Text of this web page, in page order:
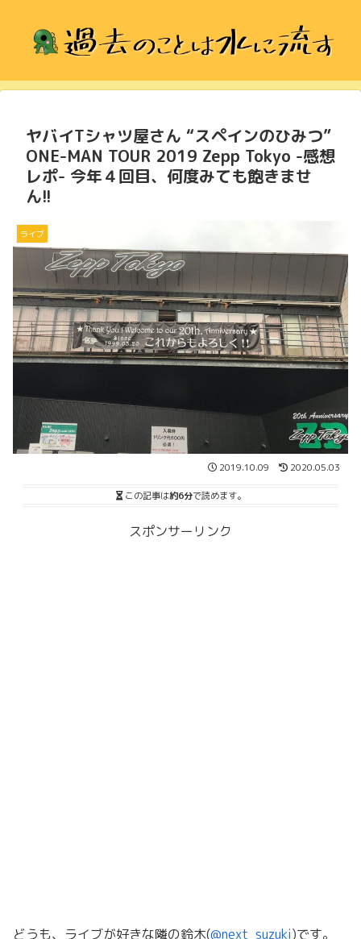
ヤバイTシャツ屋さん “スペインのひみつ”
ONE-MAN TOUR 2019 Zepp Tokyo -感想
レポ- 今年４回目、何度みても飽きませ
ん!!
ライブ
2019.10.09 2020.05.03
この記事は約6分で読めます。
スポンサーリンク
どうも、ライブが好きな隣の鈴木(@next_suzuki)です。